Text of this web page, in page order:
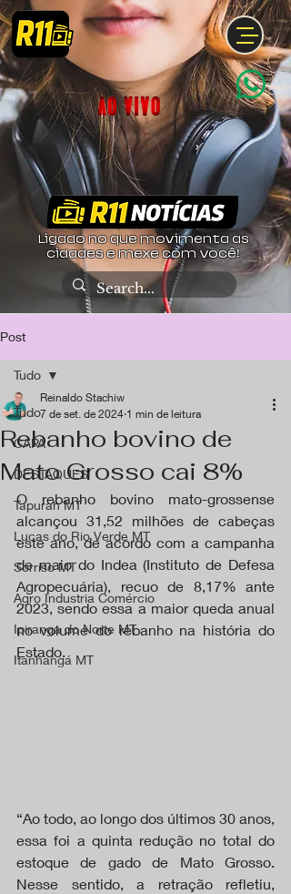
Ligado no que movimenta as
cidades e mexe com você!
Post
Tudo
CAPA
DESTAQUES
Tapurah MT
Lucas do Rio Verde MT
Sorriso MT
Agro Industria Comércio
Ipiranga do Norte MT
Itanhangá MT
Tudo
Rebanho bovino de
Mato Grosso cai 8%
Reinaldo Stachiw
7 de set. de 2024 1 min de leitura
O rebanho bovino mato-grossense
alcançou 31,52 milhões de cabeças
este ano, de acordo com a campanha
de maio do Indea (Instituto de Defesa
Agropecuária), recuo de 8,17% ante
2023, sendo essa a maior queda anual
no volume do rebanho na história do
Estado.
“Ao todo, ao longo dos últimos 30 anos,
essa foi a quinta redução no total do
estoque de gado de Mato Grosso.
Nesse sentido, a retração refletiu,